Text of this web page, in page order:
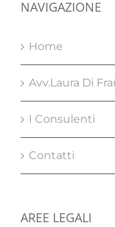
NAVIGAZIONE
Home
Avv.Laura Di
I Consulenti
Contatti
AREE LEGALI